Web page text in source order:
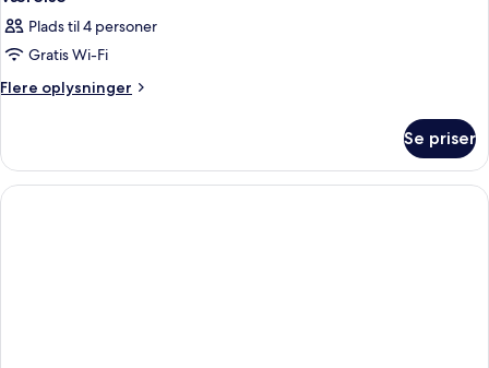
Plads til 4 personer
Gratis Wi-Fi
Flere oplysninger
Flere
Se priser